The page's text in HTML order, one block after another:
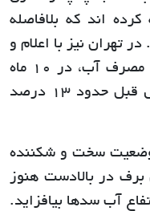
اند که بلافاصله
تهران نیز با اعلام و
هشدار های قبلی نسبت مدیریت مصرف آب، در 10 ماه
گذشته نسبت به مدت مشابه سال قبل حدود 13 درصد
وضعیت سخت و شکننده
در بالادست هنوز
آب سدها بیافزاید.